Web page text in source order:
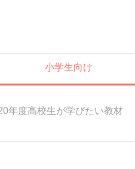
小学生向け
年度高校生が学びたい教材